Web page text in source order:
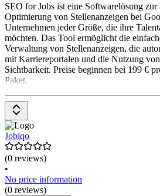
SEO for Jobs ist eine Softwarelösung
Optimierung von Stellenanzeigen bei
Unternehmen jeder Größe, die ihre
möchten. Das Tool ermöglicht die
Verwaltung von Stellenanzeigen, die
mit Karriereportalen und die Nutzung
Sichtbarkeit. Preise beginnen bei 199 €
Paket.
Jobiqo
(0 reviews)
•
No price information
(0 reviews)